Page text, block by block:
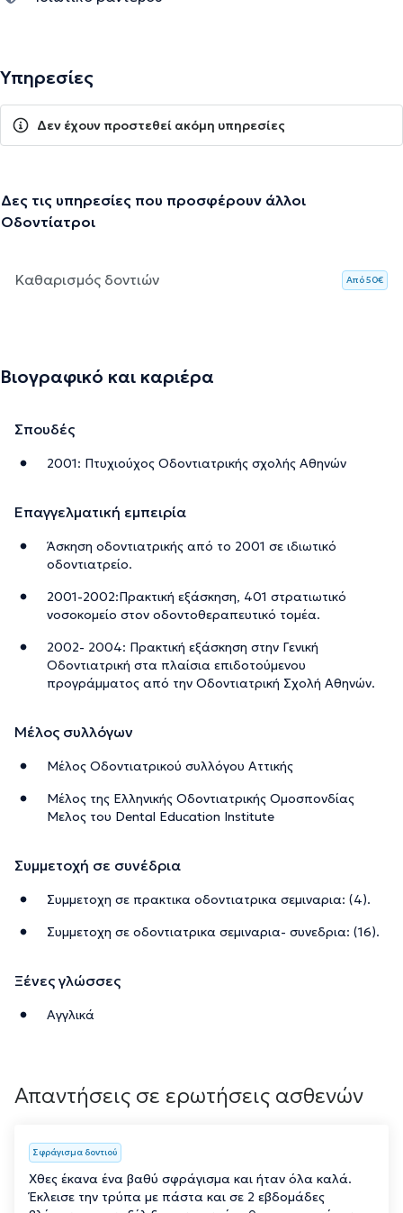
Υπηρεσίες
Δεν έχουν προστεθεί ακόμη υπηρεσίες
Δες τις υπηρεσίες που προσφέρουν άλλοι
Οδοντίατροι
Καθαρισμός δοντιών Aπό 50€
Βιογραφικό και καριέρα
Σπουδές
2001: Πτυχιούχος Οδοντιατρικής σχολής Αθηνών
Επαγγελματική εμπειρία
Άσκηση οδοντιατρικής από το 2001 σε ιδιωτικό
οδοντιατρείο.
2001-2002:Πρακτική εξάσκηση, 401 στρατιωτικό
νοσοκομείο στον οδοντοθεραπευτικό τομέα.
2002- 2004: Πρακτική εξάσκηση στην Γενική
Οδοντιατρική στα πλαίσια επιδοτούμενου
προγράμματος από την Οδοντιατρική Σχολή Αθηνών.
Μέλος συλλόγων
Μέλος Οδοντιατρικού συλλόγου Αττικής
Μέλος της Ελληνικής Οδοντιατρικής Ομοσπονδίας
Μελος του Dental Education Institute
Συμμετοχή σε συνέδρια
Συμμετοχη σε πρακτικα οδοντιατρικα σεμιναρια: (4).
Συμμετοχη σε οδοντιατρικα σεμιναρια- συνεδρια: (16).
Ξένες γλώσσες
Αγγλικά
Απαντήσεις σε ερωτήσεις ασθενών
Σφράγισμα δοντιού
Χθες έκανα ένα βαθύ σφράγισμα και ήταν όλα καλά.
Έκλεισε την τρύπα με πάστα και σε 2 εβδομάδες